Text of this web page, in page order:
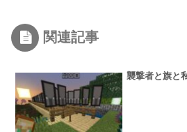
関連記事
襲撃者と旗と